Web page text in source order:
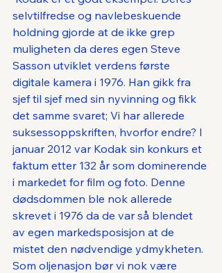
selvtilfredse og navlebeskuende
holdning gjorde at de ikke grep
muligheten da deres egen Steve
Sasson utviklet verdens første
digitale kamera i 1976. Han gikk fra
sjef til sjef med sin nyvinning og fikk
det samme svaret; Vi har allerede
suksessoppskriften, hvorfor endre? I
januar 2012 var Kodak sin konkurs et
faktum etter 132 år som dominerende
i markedet for film og foto. Denne
dødsdommen ble nok allerede
skrevet i 1976 da de var så blendet
av egen markedsposisjon at de
mistet den nødvendige ydmykheten.
Som oljenasjon bør vi nok være